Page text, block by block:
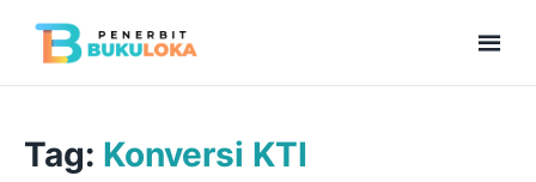
Menu
Tag: Konversi KTI